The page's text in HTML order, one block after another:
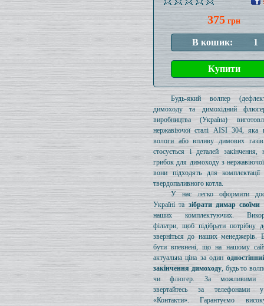
375 грн
Будь-який волпер
димоходу та димохідний
виробництва (Україна)
нержавіючої сталі AISI 304, яка
вологи або впливу димових
стосується і деталей закінчення,
грибок для димоходу з нержавіючої
вони підходять для
твердопаливного котла.
У нас легко оформити
Україні та зібрати димар
наших комплектуючих.
фільтри, щоб підібрати потрібну
зверніться до наших менеджерів.
бути впевнені, що на нашому
актуальна ціна за один
закінчення димоходу, будь то
чи флюгер. За можливими
звертайтесь за телефонами
«Контакти». Гарантуємо